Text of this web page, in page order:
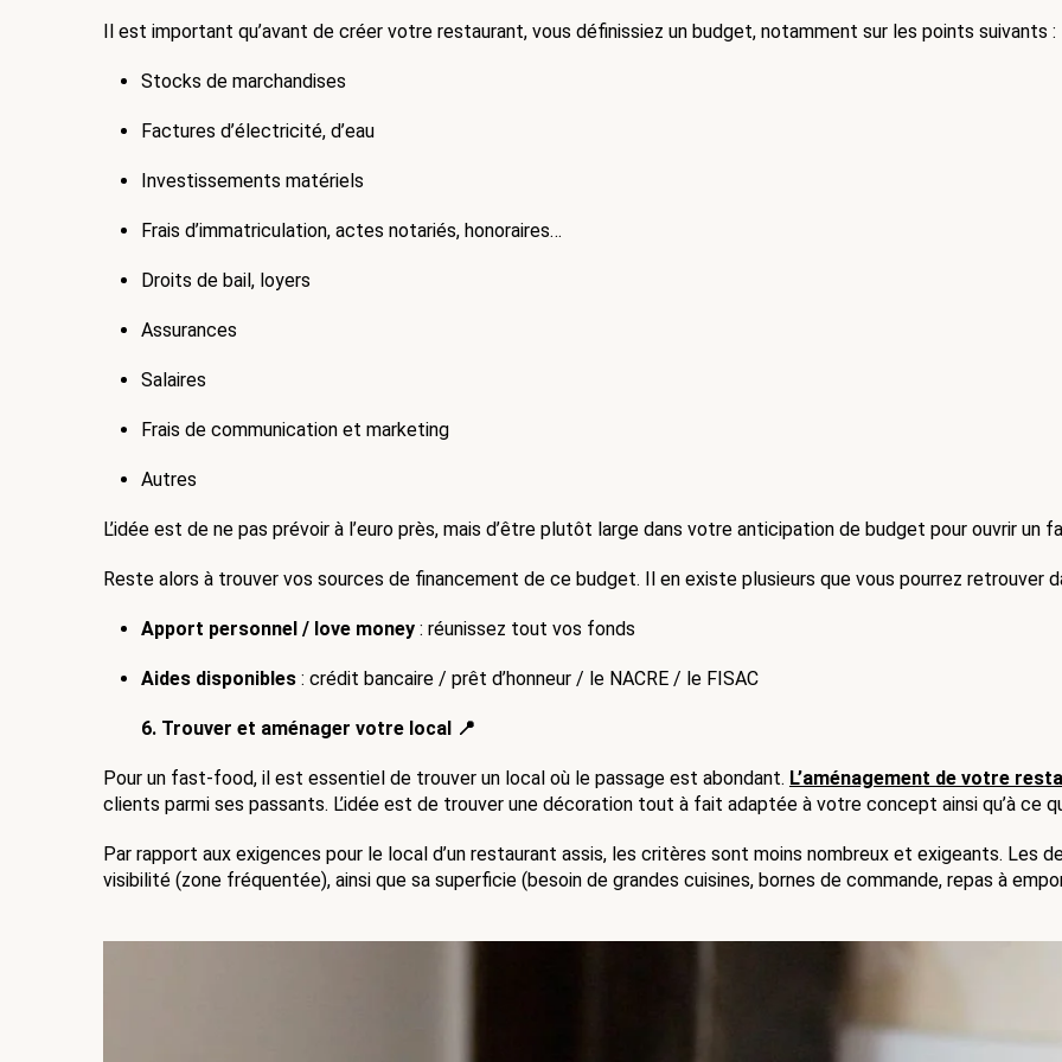
Il est important qu’avant de créer votre restaurant, vous définissiez un budget, notamment sur les points suivants :
Stocks de marchandises
Factures d’électricité, d’eau
Investissements matériels
Frais d’immatriculation, actes notariés, honoraires…
Droits de bail, loyers
Assurances
Salaires
Frais de communication et marketing
Autres
L’idée est de ne pas prévoir à l’euro près, mais d’être plutôt large dans votre anticipation de budget pour ouvrir un
Reste alors à trouver vos sources de financement de ce budget. Il en existe plusieurs que vous pourrez retrouver
Apport personnel / love money : réunissez tout vos fonds
Aides disponibles : crédit bancaire / prêt d’honneur / le NACRE / le FISAC
6. Trouver et aménager votre local 📍
Pour un fast-food, il est essentiel de trouver un local où le passage est abondant. L’aménagement de votre
clients parmi ses passants. L’idée est de trouver une décoration tout à fait adaptée à votre concept ainsi qu’à ce
Par rapport aux exigences pour le local d’un restaurant assis, les critères sont moins nombreux et exigeants. Les
visibilité (zone fréquentée), ainsi que sa superficie (besoin de grandes cuisines, bornes de commande, repas à